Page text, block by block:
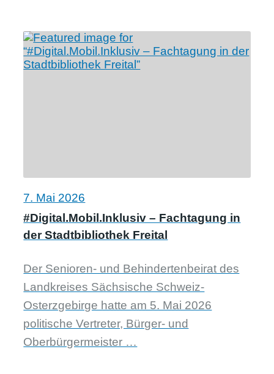
7. Mai 2026
#Digital.Mobil.Inklusiv – Fachtagung in
der Stadtbibliothek Freital
Der Senioren- und Behindertenbeirat des
Landkreises Sächsische Schweiz-
Osterzgebirge hatte am 5. Mai 2026
politische Vertreter, Bürger- und
Oberbürgermeister …